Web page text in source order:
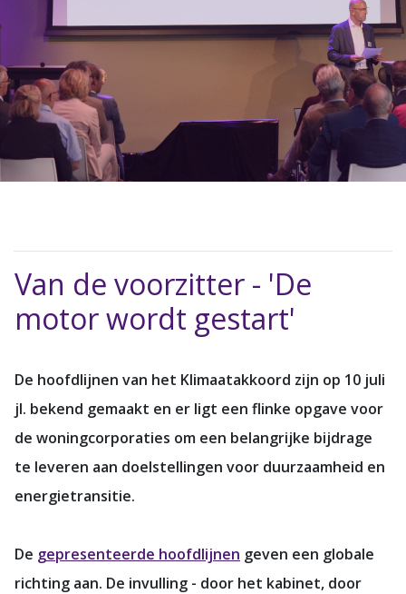
Van de voorzitter - 'De
motor wordt gestart'
De hoofdlijnen van het Klimaatakkoord zijn op 10 juli
jl. bekend gemaakt en er ligt een flinke opgave voor
de woningcorporaties om een belangrijke bijdrage
te leveren aan doelstellingen voor duurzaamheid en
energietransitie.
De gepresenteerde hoofdlijnen geven een globale
richting aan. De invulling - door het kabinet, door